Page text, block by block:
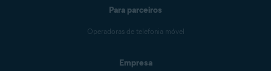
Para parceiros
Operadoras de telefonia móvel
Empresa